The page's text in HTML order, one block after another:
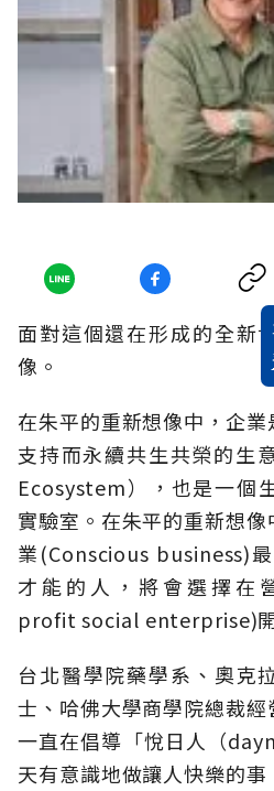
面對這個還在形成的全新
像。
在朱平的重新想像中，企
支持而永續共生共榮的生
Ecosystem），也是一個
實驗室。在朱平的重新想
業(Conscious business)
才能的人，將會選擇在
profit social enterprise)開
台北醫學院藥學系、奧克
士、哈佛大學商學院總裁經
一直在倡導「悅日人（
天有意識地做讓人快樂的事